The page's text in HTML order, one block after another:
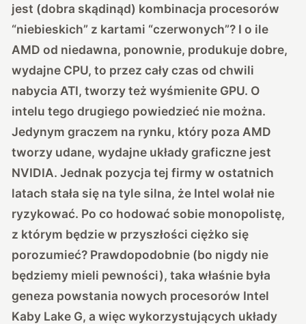
jest (dobra skądinąd) kombinacja procesorów
“niebieskich” z kartami “czerwonych”? I o ile
AMD od niedawna, ponownie, produkuje dobre,
wydajne CPU, to przez cały czas od chwili
nabycia ATI, tworzy też wyśmienite GPU. O
intelu tego drugiego powiedzieć nie można.
Jedynym graczem na rynku, który poza AMD
tworzy udane, wydajne układy graficzne jest
NVIDIA. Jednak pozycja tej firmy w ostatnich
latach stała się na tyle silna, że Intel wolał nie
ryzykować. Po co hodować sobie monopolistę,
z którym będzie w przyszłości ciężko się
porozumieć? Prawdopodobnie (bo nigdy nie
będziemy mieli pewności), taka właśnie była
geneza powstania nowych procesorów Intel
Kaby Lake G, a więc wykorzystujących układy